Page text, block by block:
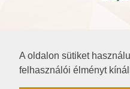
A oldalon sütiket
felhasználói élményt
©2026